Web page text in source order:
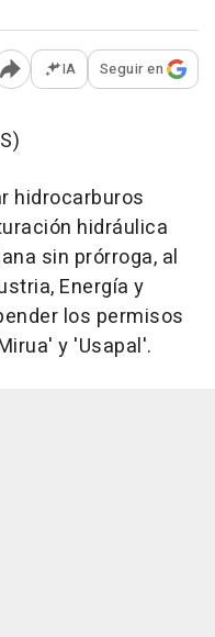
Abrir opciones para
IA Seguir en
hidrocarburos
hidráulica
sin prórroga, al
Energía y
los permisos
y 'Usapal'.